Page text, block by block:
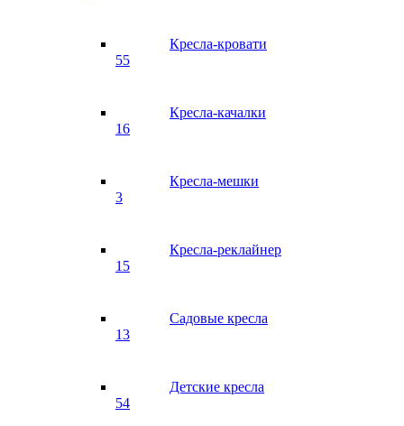
Кресла-кровати
55
Кресла-качалки
16
Кресла-мешки
3
Кресла-реклайнер
15
Садовые кресла
13
Детские кресла
54